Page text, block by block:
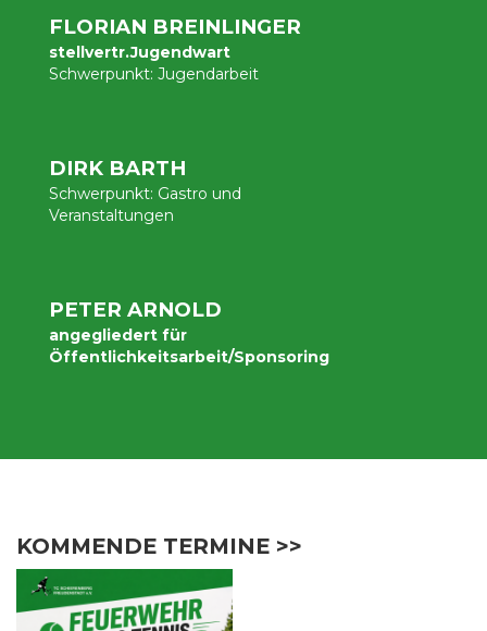
FLORIAN BREINLINGER
stellvertr.Jugendwart
Schwerpunkt: Jugendarbeit
DIRK BARTH
Schwerpunkt: Gastro und
Veranstaltungen
PETER ARNOLD
angegliedert für
Öffentlichkeitsarbeit/Sponsoring
KOMMENDE TERMINE >>